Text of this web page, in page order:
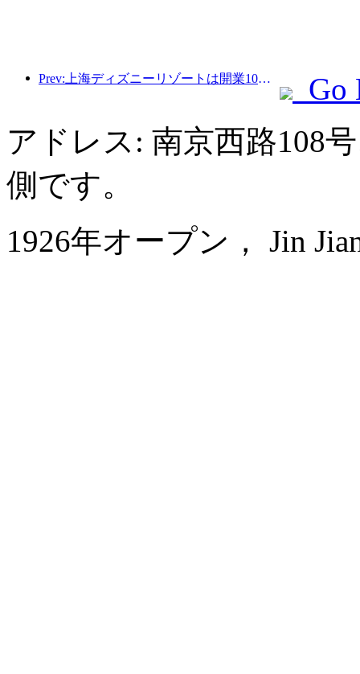
Prev:上海ディズニーリゾートは開業10周年を迎え、これまでに1億人以上の来場者数を記録した。
Go
アドレス: 南京西路108
側です。
1926年オープン， Jin